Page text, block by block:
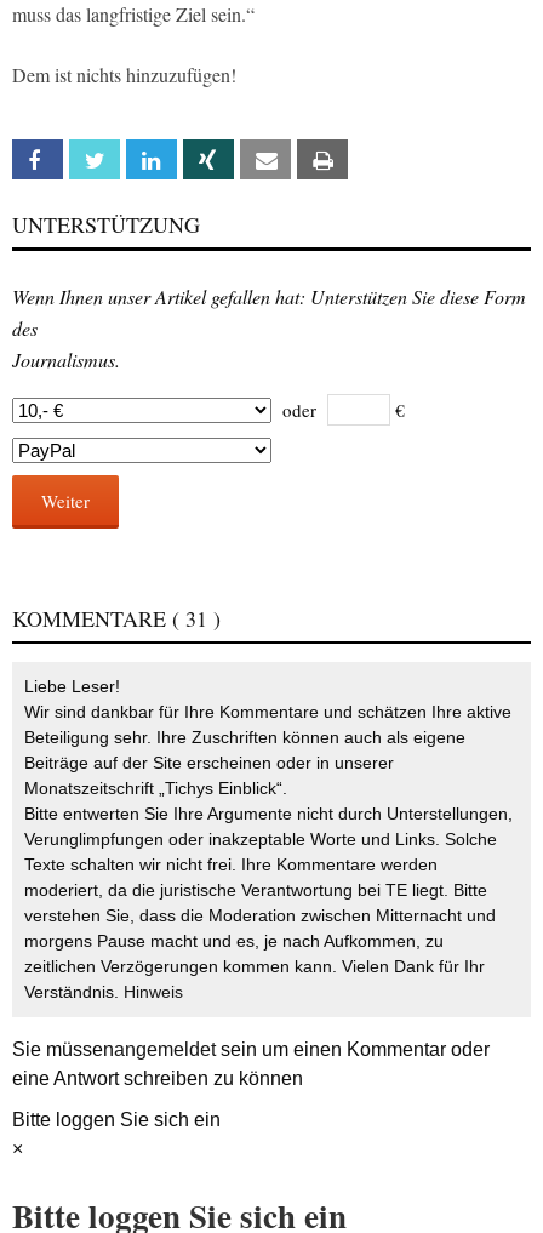
muss das langfristige Ziel sein.“
Dem ist nichts hinzuzufügen!
Facebook Twitter Linkedin Xing Email
UNTERSTÜTZUNG
Wenn Ihnen unser Artikel gefallen hat: Unterstützen Sie diese Form
des
Journalismus.
oder €
Weiter
KOMMENTARE ( 31 )
Liebe Leser!
Wir sind dankbar für Ihre Kommentare und schätzen Ihre aktive
Beteiligung sehr. Ihre Zuschriften können auch als eigene
Beiträge auf der Site erscheinen oder in unserer
Monatszeitschrift „Tichys Einblick“.
Bitte entwerten Sie Ihre Argumente nicht durch Unterstellungen,
Verunglimpfungen oder inakzeptable Worte und Links. Solche
Texte schalten wir nicht frei. Ihre Kommentare werden
moderiert, da die juristische Verantwortung bei TE liegt. Bitte
verstehen Sie, dass die Moderation zwischen Mitternacht und
morgens Pause macht und es, je nach Aufkommen, zu
zeitlichen Verzögerungen kommen kann. Vielen Dank für Ihr
Verständnis. Hinweis
Sie müssenangemeldetsein um einen Kommentar oder
eine Antwort schreiben zu können
Bitte loggen Sie sich ein
×
Bitte loggen Sie sich ein